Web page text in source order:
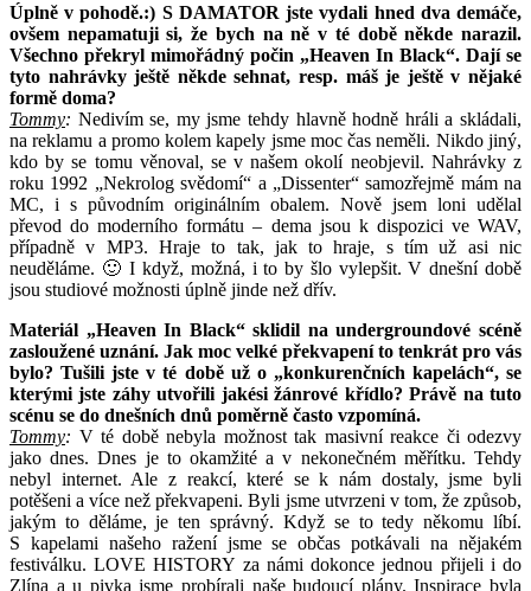
Úplně v pohodě.:) S DAMATOR jste vydali hned dva demáče,
ovšem nepamatuji si, že bych na ně v té době někde narazil.
Všechno překryl mimořádný počin „Heaven In Black“. Dají se
tyto nahrávky ještě někde sehnat, resp. máš je ještě v nějaké
formě doma?
Tommy: Nedivím se, my jsme tehdy hlavně hodně hráli a skládali,
na reklamu a promo kolem kapely jsme moc čas neměli. Nikdo jiný,
kdo by se tomu věnoval, se v našem okolí neobjevil. Nahrávky z
roku 1992 „Nekrolog svědomí“ a „Dissenter“ samozřejmě mám na
MC, i s původním originálním obalem. Nově jsem loni udělal
převod do moderního formátu – dema jsou k dispozici ve WAV,
případně v MP3. Hraje to tak, jak to hraje, s tím už asi nic
neuděláme. 🙂 I když, možná, i to by šlo vylepšit. V dnešní době
jsou studiové možnosti úplně jinde než dřív.
Materiál „Heaven In Black“ sklidil na undergroundové scéně
zasloužené uznání. Jak moc velké překvapení to tenkrát pro vás
bylo? Tušili jste v té době už o „konkurenčních kapelách“, se
kterými jste záhy utvořili jakési žánrové křídlo? Právě na tuto
scénu se do dnešních dnů poměrně často vzpomíná.
Tommy: V té době nebyla možnost tak masivní reakce či odezvy
jako dnes. Dnes je to okamžité a v nekonečném měřítku. Tehdy
nebyl internet. Ale z reakcí, které se k nám dostaly, jsme byli
potěšeni a více než překvapeni. Byli jsme utvrzeni v tom, že způsob,
jakým to děláme, je ten správný. Když se to tedy někomu líbí.
S kapelami našeho ražení jsme se občas potkávali na nějakém
festiválku. LOVE HISTORY za námi dokonce jednou přijeli i do
Zlína a u pivka jsme probírali naše budoucí plány. Inspirace byla